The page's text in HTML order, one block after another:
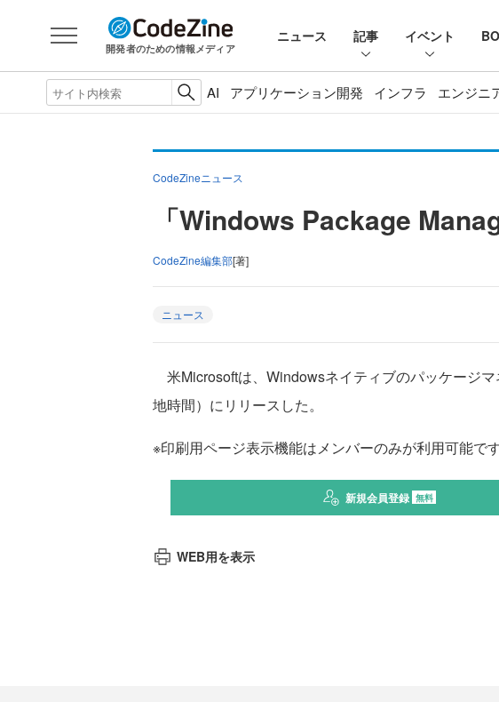
開発者のための情報メディア
ニュース 記事 イベント
AI アプリケーション開発 インフラ エンジニ
CodeZineニュース
「Windows Package
CodeZine編集部[著]
ニュース
米Microsoftは、Windowsネイティブのパッケージ
地時間）にリリースした。
※印刷用ページ表示機能はメンバーのみが利用可能で
新規会員登録 無料
WEB用を表示